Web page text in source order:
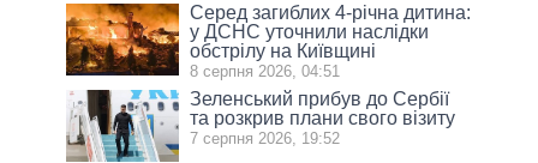
Серед загиблих 4-річна дитина:
у ДСНС уточнили наслідки
обстрілу на Київщині
8 серпня 2026, 04:51
Зеленський прибув до Сербії
та розкрив плани свого візиту
7 серпня 2026, 19:52